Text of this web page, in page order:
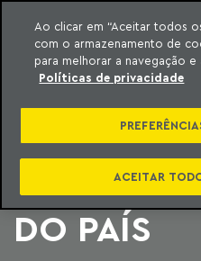
o conteúdo
Machado Meyer
SAIBA
MELHORES
DO PAÍS
Ao clicar em “Aceitar todos
com o armazenamento de
para melhorar a navegação
Políticas de privacidade
ACEITAR